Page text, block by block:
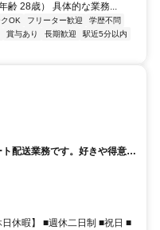
齢 28歳） 具体的な業務...
OK フリーター歓迎
学歴不問
賞与あり 長期歓迎
駅近5分以内
配送業務です。好きや得意を
安心 再配達なし、残業ほぼな
休暇】 ■週休二日制 ■祝日 ■